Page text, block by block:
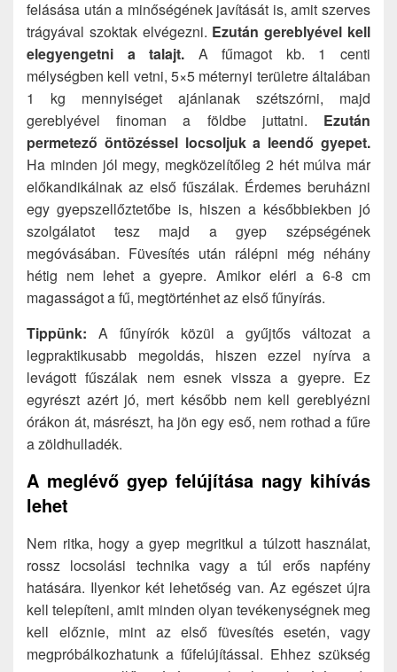
felásása után a minőségének javítását is, amit szerves
trágyával szoktak elvégezni. Ezután gereblyével kell
elegyengetni a talajt. A fűmagot kb. 1 centi
mélységben kell vetni, 5×5 méternyi területre általában
1 kg mennyiséget ajánlanak szétszórni, majd
gereblyével finoman a földbe juttatni. Ezután
permetező öntözéssel locsoljuk a leendő gyepet.
Ha minden jól megy, megközelítőleg 2 hét múlva már
előkandikálnak az első fűszálak. Érdemes beruházni
egy gyepszellőztetőbe is, hiszen a későbbiekben jó
szolgálatot tesz majd a gyep szépségének
megóvásában. Füvesítés után rálépni még néhány
hétig nem lehet a gyepre. Amikor eléri a 6-8 cm
magasságot a fű, megtörténhet az első fűnyírás.
Tippünk: A fűnyírók közül a gyűjtős változat a
legpraktikusabb megoldás, hiszen ezzel nyírva a
levágott fűszálak nem esnek vissza a gyepre. Ez
egyrészt azért jó, mert később nem kell gereblyézni
órákon át, másrészt, ha jön egy eső, nem rothad a fűre
a zöldhulladék.
A meglévő gyep felújítása nagy kihívás
lehet
Nem ritka, hogy a gyep megritkul a túlzott használat,
rossz locsolási technika vagy a túl erős napfény
hatására. Ilyenkor két lehetőség van. Az egészet újra
kell telepíteni, amit minden olyan tevékenységnek meg
kell előznie, mint az első füvesítés esetén, vagy
megpróbálkozhatunk a fűfelújítással. Ehhez szükség